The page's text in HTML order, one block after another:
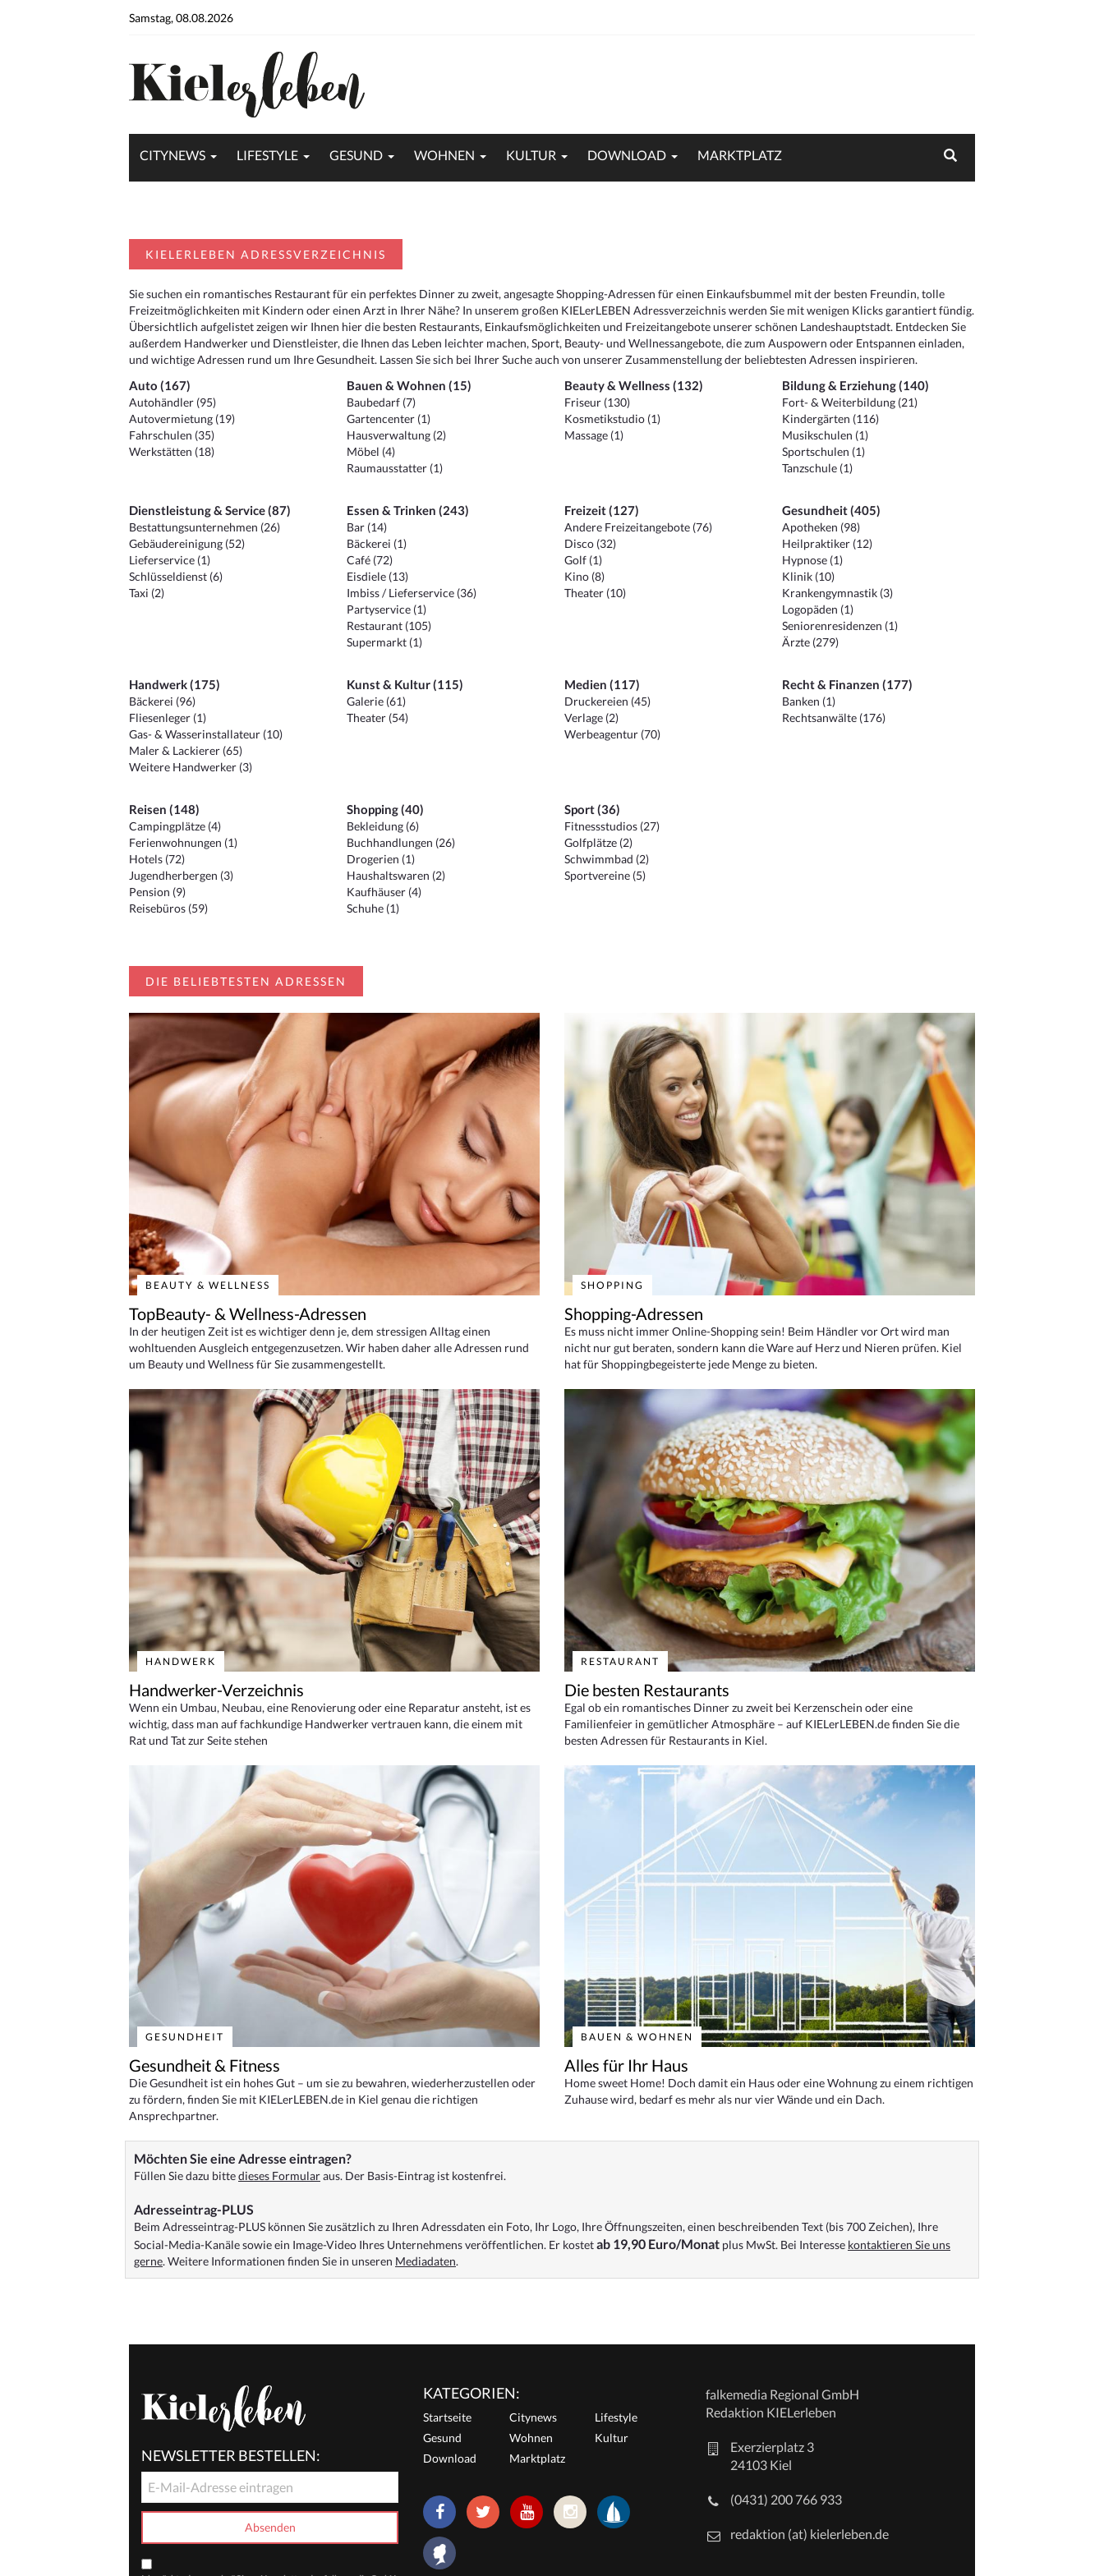
Samstag, 08.08.2026
CITYNEWS LIFESTYLE GESUND WOHNEN KULTUR DOWNLOAD MARKTPLATZ
KIELERLEBEN ADRESSVERZEICHNIS
Sie suchen ein romantisches Restaurant für ein perfektes Dinner zu zweit, angesagte Shopping-Adressen für einen Einkaufsbummel mit der besten Freundin, tolle
Freizeitmöglichkeiten mit Kindern oder einen Arzt in Ihrer Nähe? In unserem großen KIELerLEBEN Adressverzeichnis werden Sie mit wenigen Klicks garantiert fündig.
Übersichtlich aufgelistet zeigen wir Ihnen hier die besten Restaurants, Einkaufsmöglichkeiten und Freizeitangebote unserer schönen Landeshauptstadt. Entdecken Sie
außerdem Handwerker und Dienstleister, die Ihnen das Leben leichter machen, Sport, Beauty- und Wellnessangebote, die zum Auspowern oder Entspannen einladen,
und wichtige Adressen rund um Ihre Gesundheit. Lassen Sie sich bei Ihrer Suche auch von unserer Zusammenstellung der beliebtesten Adressen inspirieren.
Auto (167)
Autohändler (95)
Autovermietung (19)
Fahrschulen (35)
Werkstätten (18)
Bauen & Wohnen (15)
Baubedarf (7)
Gartencenter (1)
Hausverwaltung (2)
Möbel (4)
Raumausstatter (1)
Beauty & Wellness (132)
Friseur (130)
Kosmetikstudio (1)
Massage (1)
Bildung & Erziehung (140)
Fort- & Weiterbildung (21)
Kindergärten (116)
Musikschulen (1)
Sportschulen (1)
Tanzschule (1)
Dienstleistung & Service (87)
Bestattungsunternehmen (26)
Gebäudereinigung (52)
Lieferservice (1)
Schlüsseldienst (6)
Taxi (2)
Essen & Trinken (243)
Bar (14)
Bäckerei (1)
Café (72)
Eisdiele (13)
Imbiss / Lieferservice (36)
Partyservice (1)
Restaurant (105)
Supermarkt (1)
Freizeit (127)
Andere Freizeitangebote (76)
Disco (32)
Golf (1)
Kino (8)
Theater (10)
Gesundheit (405)
Apotheken (98)
Heilpraktiker (12)
Hypnose (1)
Klinik (10)
Krankengymnastik (3)
Logopäden (1)
Seniorenresidenzen (1)
Ärzte (279)
Handwerk (175)
Bäckerei (96)
Fliesenleger (1)
Gas- & Wasserinstallateur (10)
Maler & Lackierer (65)
Weitere Handwerker (3)
Kunst & Kultur (115)
Galerie (61)
Theater (54)
Medien (117)
Druckereien (45)
Verlage (2)
Werbeagentur (70)
Recht & Finanzen (177)
Banken (1)
Rechtsanwälte (176)
Reisen (148)
Campingplätze (4)
Ferienwohnungen (1)
Hotels (72)
Jugendherbergen (3)
Pension (9)
Reisebüros (59)
Shopping (40)
Bekleidung (6)
Buchhandlungen (26)
Drogerien (1)
Haushaltswaren (2)
Kaufhäuser (4)
Schuhe (1)
Sport (36)
Fitnessstudios (27)
Golfplätze (2)
Schwimmbad (2)
Sportvereine (5)
DIE BELIEBTESTEN ADRESSEN
BEAUTY & WELLNESS
TopBeauty- & Wellness-Adressen
In der heutigen Zeit ist es wichtiger denn je, dem stressigen Alltag einen
wohltuenden Ausgleich entgegenzusetzen. Wir haben daher alle Adressen rund
um Beauty und Wellness für Sie zusammengestellt.
SHOPPING
Shopping-Adressen
Es muss nicht immer Online-Shopping sein! Beim Händler vor Ort wird man
nicht nur gut beraten, sondern kann die Ware auf Herz und Nieren prüfen. Kiel
hat für Shoppingbegeisterte jede Menge zu bieten.
HANDWERK
Handwerker-Verzeichnis
Wenn ein Umbau, Neubau, eine Renovierung oder eine Reparatur ansteht, ist es
wichtig, dass man auf fachkundige Handwerker vertrauen kann, die einem mit
Rat und Tat zur Seite stehen
RESTAURANT
Die besten Restaurants
Egal ob ein romantisches Dinner zu zweit bei Kerzenschein oder eine
Familienfeier in gemütlicher Atmosphäre – auf KIELerLEBEN.de finden Sie die
besten Adressen für Restaurants in Kiel.
GESUNDHEIT
Gesundheit & Fitness
Die Gesundheit ist ein hohes Gut – um sie zu bewahren, wiederherzustellen oder
zu fördern, finden Sie mit KIELerLEBEN.de in Kiel genau die richtigen
Ansprechpartner.
BAUEN & WOHNEN
Alles für Ihr Haus
Home sweet Home! Doch damit ein Haus oder eine Wohnung zu einem richtigen
Zuhause wird, bedarf es mehr als nur vier Wände und ein Dach.
Möchten Sie eine Adresse eintragen?
Füllen Sie dazu bittedieses Formularaus. Der Basis-Eintrag ist kostenfrei.
Adresseintrag-PLUS
Beim Adresseintrag-PLUS können Sie zusätzlich zu Ihren Adressdaten ein Foto, Ihr Logo, Ihre Öffnungszeiten, einen beschreibenden Text (bis 700 Zeichen), Ihre
Social-Media-Kanäle sowie ein Image-Video Ihres Unternehmens veröffentlichen. Er kostetab 19,90 Euro/Monat plus MwSt. Bei Interesse kontaktieren Sie uns
gerne. Weitere Informationen finden Sie in unseren Mediadaten.
NEWSLETTER BESTELLEN:
KATEGORIEN:
Startseite Citynews
Lifestyle
Gesund
Wohnen
Kultur
Download
Marktplatz
falkemedia Regional GmbH
Redaktion KIELerleben
Exerzierplatz 3
24103 Kiel
(0431) 200 766 933
redaktion (at) kielerleben.de